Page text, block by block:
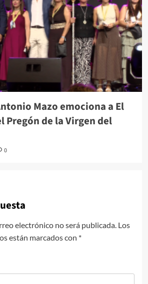
Mazo emociona a El
Pregón de la Virgen del
0
electrónico no será publicada. Los
están marcados con *